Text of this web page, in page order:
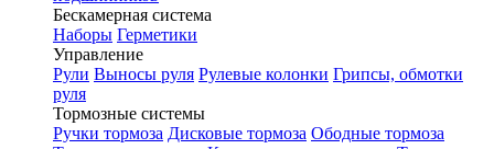
Бескамерная система
Наборы Герметики
Управление
Рули Выносы руля Рулевые колонки Грипсы, обмотки
руля
Тормозные системы
Ручки тормоза Дисковые тормоза Ободные тормоза